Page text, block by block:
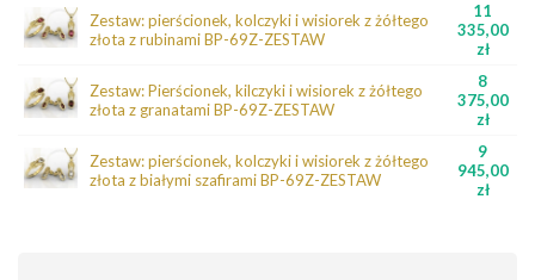
Zestaw: pierścionek, kolczyki i wisiorek z żółtego
złota z rubinami BP-69Z-ZESTAW
11
335,00
zł
Zestaw: Pierścionek, kilczyki i wisiorek z żółtego
złota z granatami BP-69Z-ZESTAW
8
375,00
zł
Zestaw: pierścionek, kolczyki i wisiorek z żółtego
złota z białymi szafirami BP-69Z-ZESTAW
9
945,00
zł